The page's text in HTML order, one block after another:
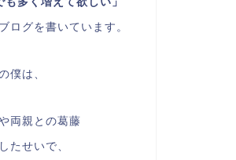
ログを書いています。
僕は、
両親との葛藤
たせいで、